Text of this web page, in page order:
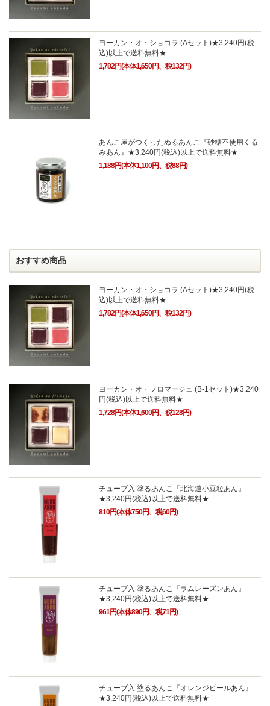
ヨーカン・オ・ショコラ (Aセット)★3,240円(税
込)以上で送料無料★
1,782円(本体1,650円、税132円)
あんこ屋がつくったぬるあんこ『砂糖不使用くる
みあん』★3,240円(税込)以上で送料無料★
1,188円(本体1,100円、税88円)
おすすめ商品
ヨーカン・オ・ショコラ (Aセット)★3,240円(税
込)以上で送料無料★
1,782円(本体1,650円、税132円)
ヨーカン・オ・フロマージュ (B-1セット)★3,240
円(税込)以上で送料無料★
1,728円(本体1,600円、税128円)
チューブ入 塗るあんこ『北海道小豆粒あん』
★3,240円(税込)以上で送料無料★
810円(本体750円、税60円)
チューブ入 塗るあんこ『ラムレーズンあん』
★3,240円(税込)以上で送料無料★
961円(本体890円、税71円)
チューブ入 塗るあんこ『オレンジピールあん』
★3,240円(税込)以上で送料無料★